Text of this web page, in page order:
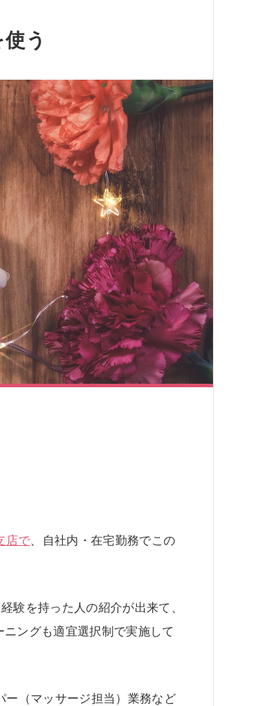
う
店で、自社内・在宅勤務でこの
験を持った人の紹介が出来て、
ングも適宜選択制で実施して
（マッサージ担当）業務など